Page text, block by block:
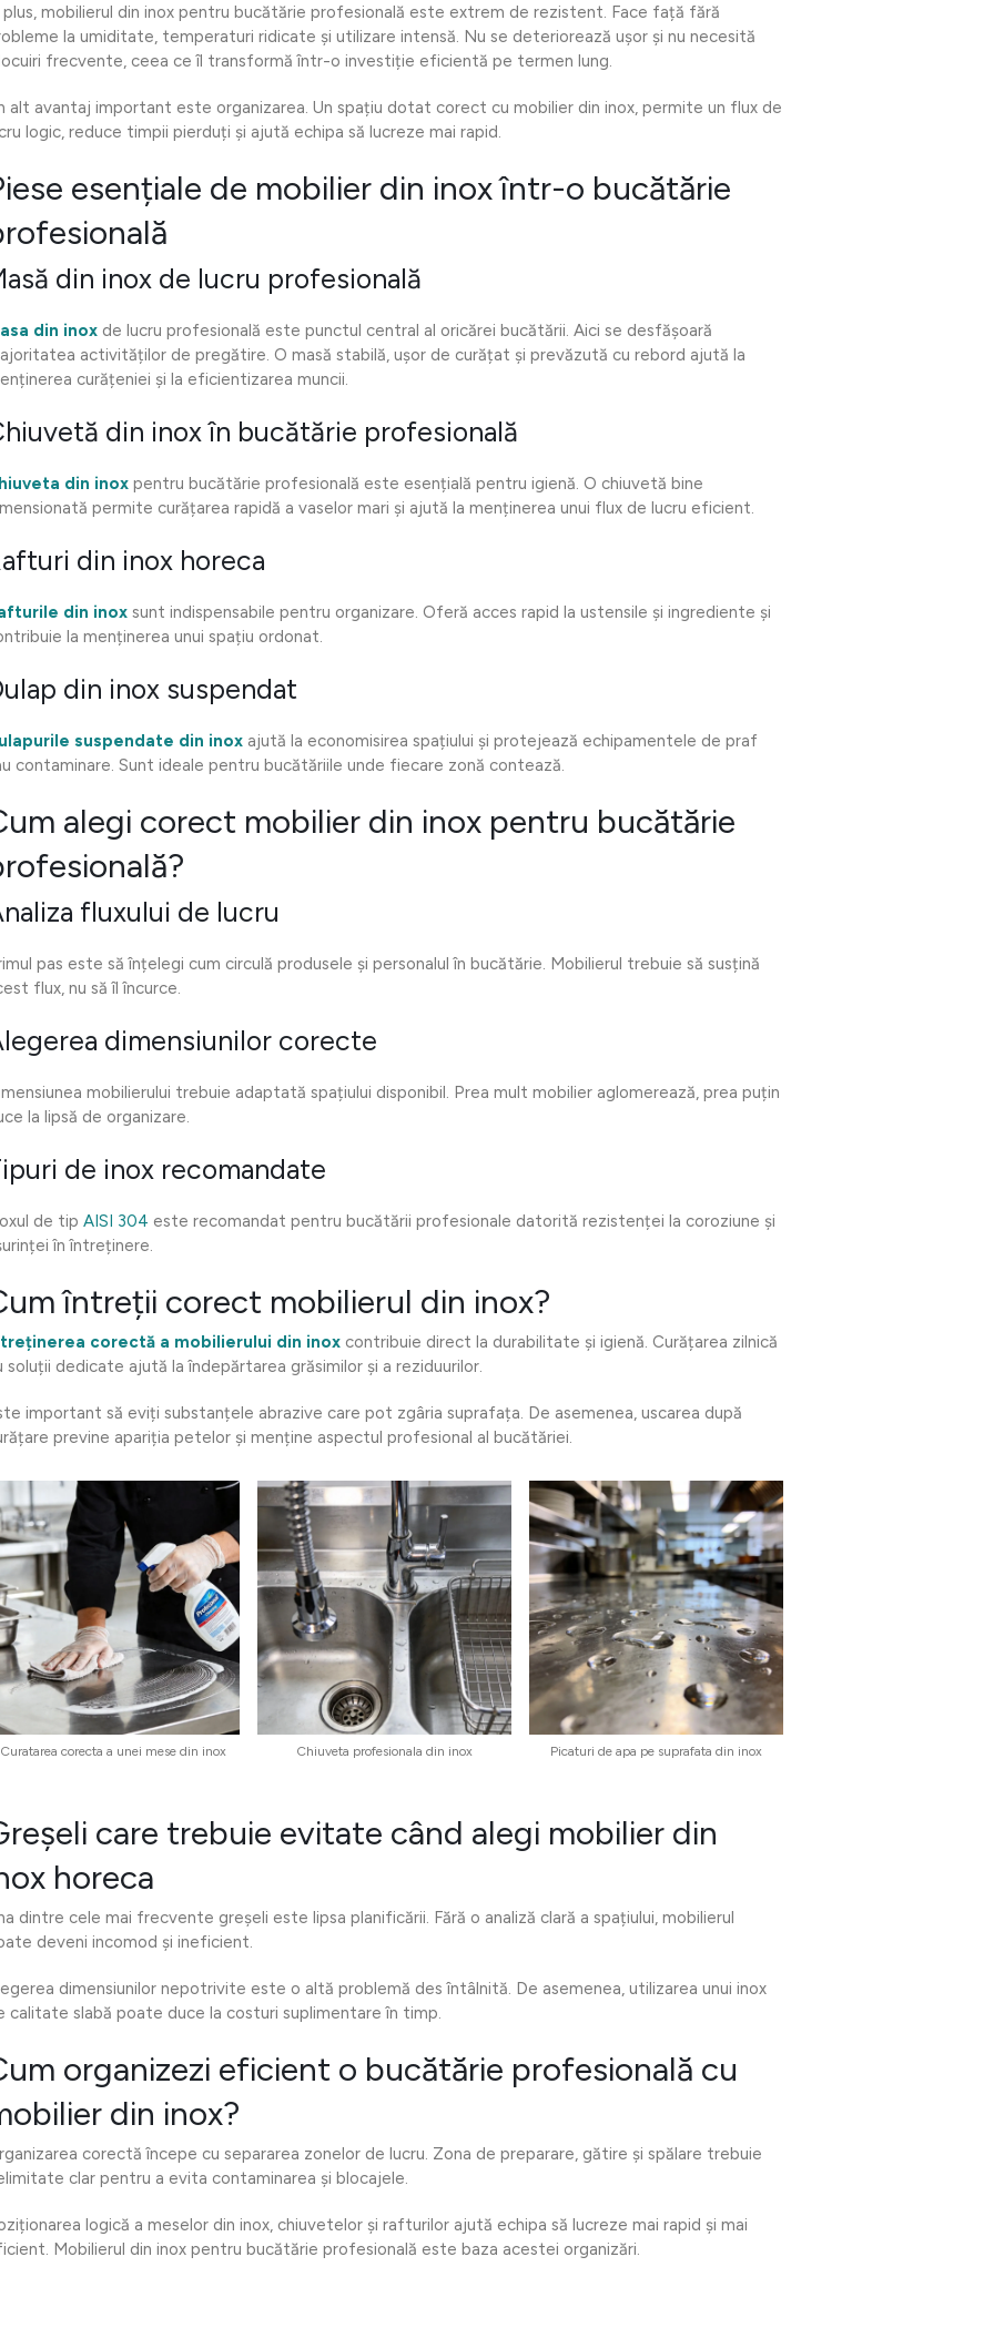
plus, mobilierul din inox pentru bucătărie profesională este extrem de rezistent. Face față fără
la umiditate, temperaturi ridicate și utilizare intensă. Nu se deteriorează ușor și nu necesită
frecvente, ceea ce îl transformă într-o investiție eficientă pe termen lung.
alt avantaj important este organizarea. Un spațiu dotat corect cu mobilier din inox, permite un flux de
logic, reduce timpii pierduți și ajută echipa să lucreze mai rapid.
esențiale de mobilier din inox într-o bucătărie
din inox de lucru profesională
din inox de lucru profesională este punctul central al oricărei bucătării. Aici se desfășoară
activităților de pregătire. O masă stabilă, ușor de curățat și prevăzută cu rebord ajută la
curățeniei și la eficientizarea muncii.
din inox în bucătărie profesională
din inox pentru bucătărie profesională este esențială pentru igienă. O chiuvetă bine
permite curățarea rapidă a vaselor mari și ajută la menținerea unui flux de lucru eficient.
din inox horeca
din inox sunt indispensabile pentru organizare. Oferă acces rapid la ustensile și ingrediente și
la menținerea unui spațiu ordonat.
din inox suspendat
suspendate din inox ajută la economisirea spațiului și protejează echipamentele de praf
contaminare. Sunt ideale pentru bucătăriile unde fiecare zonă contează.
alegi corect mobilier din inox pentru bucătărie
fluxului de lucru
pas este să înțelegi cum circulă produsele și personalul în bucătărie. Mobilierul trebuie să susțină
flux, nu să îl încurce.
dimensiunilor corecte
mobilierului trebuie adaptată spațiului disponibil. Prea mult mobilier aglomerează, prea puțin
la lipsă de organizare.
de inox recomandate
de tip AISI 304 este recomandat pentru bucătării profesionale datorită rezistenței la coroziune și
în întreținere.
întreții corect mobilierul din inox?
corectă a mobilierului din inox contribuie direct la durabilitate și igienă. Curățarea zilnică
soluții dedicate ajută la îndepărtarea grăsimilor și a reziduurilor.
important să eviți substanțele abrazive care pot zgâria suprafața. De asemenea, uscarea după
previne apariția petelor și menține aspectul profesional al bucătăriei.
Curatarea corecta a unei mese din inox Chiuveta profesionala din inox Picaturi de apa pe suprafata din inox
care trebuie evitate când alegi mobilier din
horeca
dintre cele mai frecvente greșeli este lipsa planificării. Fără o analiză clară a spațiului, mobilierul
deveni incomod și ineficient.
dimensiunilor nepotrivite este o altă problemă des întâlnită. De asemenea, utilizarea unui inox
calitate slabă poate duce la costuri suplimentare în timp.
organizezi eficient o bucătărie profesională cu
din inox?
corectă începe cu separarea zonelor de lucru. Zona de preparare, gătire și spălare trebuie
clar pentru a evita contaminarea și blocajele.
logică a meselor din inox, chiuvetelor și rafturilor ajută echipa să lucreze mai rapid și mai
Mobilierul din inox pentru bucătărie profesională este baza acestei organizări.